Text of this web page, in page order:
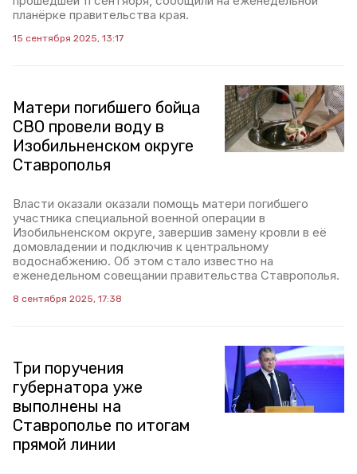
планёрке правительства края.
15 сентября 2025, 13:17
Матери погибшего бойца
СВО провели воду в
Изобильненском округе
Ставрополья
Власти оказали оказали помощь матери погибшего
участника специальной военной операции в
Изобильненском округе, завершив замену кровли в её
домовладении и подключив к центральному
водоснабжению. Об этом стало известно на
еженедельном совещании правительства Ставрополья.
8 сентября 2025, 17:38
Три поручения
губернатора уже
выполнены на
Ставрополье по итогам
прямой линии